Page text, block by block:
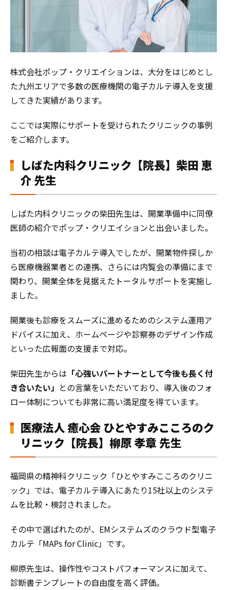
株式会社ポップ・クリエイションは、大分をはじめとし
た九州エリアで多数の医療機関の電子カルテ導入を支援
してきた実績があります。
ここでは実際にサポートを受けられたクリニックの事例
をご紹介します。
しばた内科クリニック【院長】柴田 恵
介 先生
しばた内科クリニックの柴田先生は、開業準備中に同僚
医師の紹介でポップ・クリエイションと出会いました。
当初の相談は電子カルテ導入でしたが、開業物件探しか
ら医療機器業者との連携、さらには内覧会の準備にまで
関わり、開業全体を見据えたトータルサポートを実施し
ました。
開業後も診療をスムーズに進めるためのシステム運用ア
ドバイスに加え、ホームページや診察券のデザイン作成
といった広報面の支援まで対応。
柴田先生からは 「心強いパートナーとして今後も長く付
き合いたい」 との言葉をいただいており、導入後のフォ
ロー体制についても非常に高い満足度を得ています。
医療法人 癒心会 ひとやすみこころのク
リニック【院長】柳原 孝章 先生
福岡県の精神科クリニック「ひとやすみこころのクリニ
ック」では、電子カルテ導入にあたり15社以上のシステ
ムを比較・検討されました。
その中で選ばれたのが、EMシステムズのクラウド型電子
カルテ「MAPs for Clinic」です。
柳原先生は、操作性やコストパフォーマンスに加えて、
診断書テンプレートの自由度を高く評価。